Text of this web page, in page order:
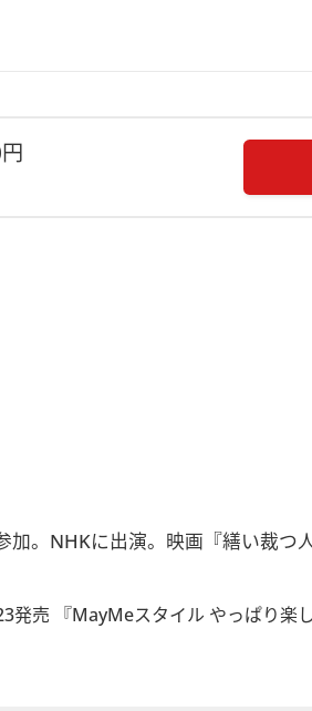
。NHKに出演。映画『繕い裁つ
発売 『MayMeスタイル やっぱり